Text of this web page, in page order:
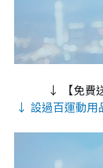
↓ 【免費
↓ 設過百運動用